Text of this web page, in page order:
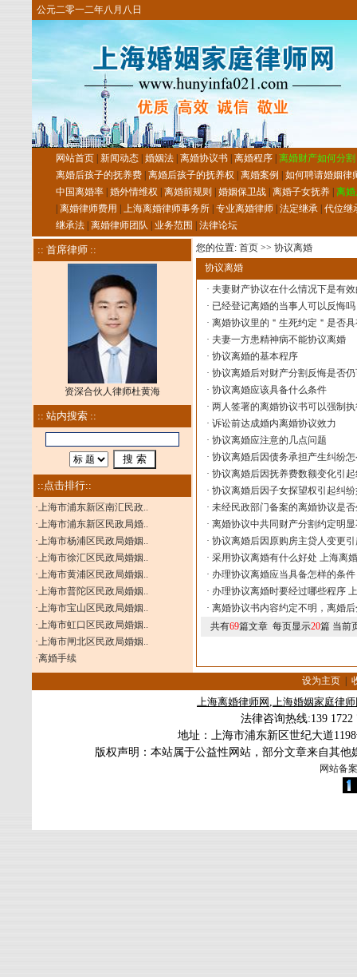
公元二零一二年八月八日
网站首页 新闻动态 婚姻法 离婚协议书 离婚程序 离婚财产如何分割
离婚后孩子的抚养费 离婚后孩子的抚养权 离婚案例
如何聘请婚姻律
中国离婚率 婚外情维权 离婚前规则 婚姻保卫战 离婚子女抚养 离
离婚律师费用 上海离婚律师事务所 专业离婚律师 法定继承 代位继
继承法 离婚律师团队 业务范围 法律论坛
:: 首席律师 ::
资深合伙人律师杜黄海
:: 站内搜索 ::
::点击排行::
·上海市浦东新区南汇民政..
·上海市浦东新区民政局婚..
·上海市杨浦区民政局婚姻..
·上海市徐汇区民政局婚姻..
·上海市黄浦区民政局婚姻..
·上海市普陀区民政局婚姻..
·上海市宝山区民政局婚姻..
·上海市虹口区民政局婚姻..
·上海市闸北区民政局婚姻..
·离婚手续
您的位置: 首页>> 协议离婚
协议离婚
· 夫妻财产协议在什么情况下是有
· 已经登记离婚的当事人可以反悔吗
· 离婚协议里的＂生死约定＂是否
· 夫妻一方患精神病不能协议离婚
· 协议离婚的基本程序
· 协议离婚后对财产分割反悔是否
· 协议离婚应该具备什么条件
· 两人签署的离婚协议书可以强制
· 诉讼前达成婚内离婚协议效力
· 协议离婚应注意的几点问题
· 协议离婚后因债务承担产生纠纷
· 协议离婚后因抚养费数额变化引
· 协议离婚后因子女探望权引起纠
· 未经民政部门备案的离婚协议是
· 离婚协议中共同财产分割约定明
· 协议离婚后因原购房主贷人变更
· 采用协议离婚有什么好处 上海离
· 办理协议离婚应当具备怎样的条
· 办理协议离婚时要经过哪些程序
· 离婚协议书内容约定不明，离婚
共有69篇文章 每页显示20篇 当前
设为主页
上海离婚律师网 ,上海婚姻家庭律
法律咨询热线:139
地址：上海市浦东新区世纪大道
版权声明：本站属于公益性网站，部分文章来自其
网站备